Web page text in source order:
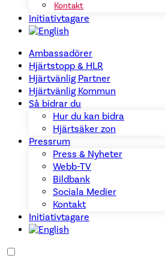
Kontakt
Initiativtagare
Ambassadörer
Hjärtstopp & HLR
Hjärtvänlig Partner
Hjärtvänlig Kommun
Så bidrar du
Hur du kan bidra
Hjärtsäker zon
Pressrum
Press & Nyheter
Webb-TV
Bildbank
Sociala Medier
Kontakt
Initiativtagare